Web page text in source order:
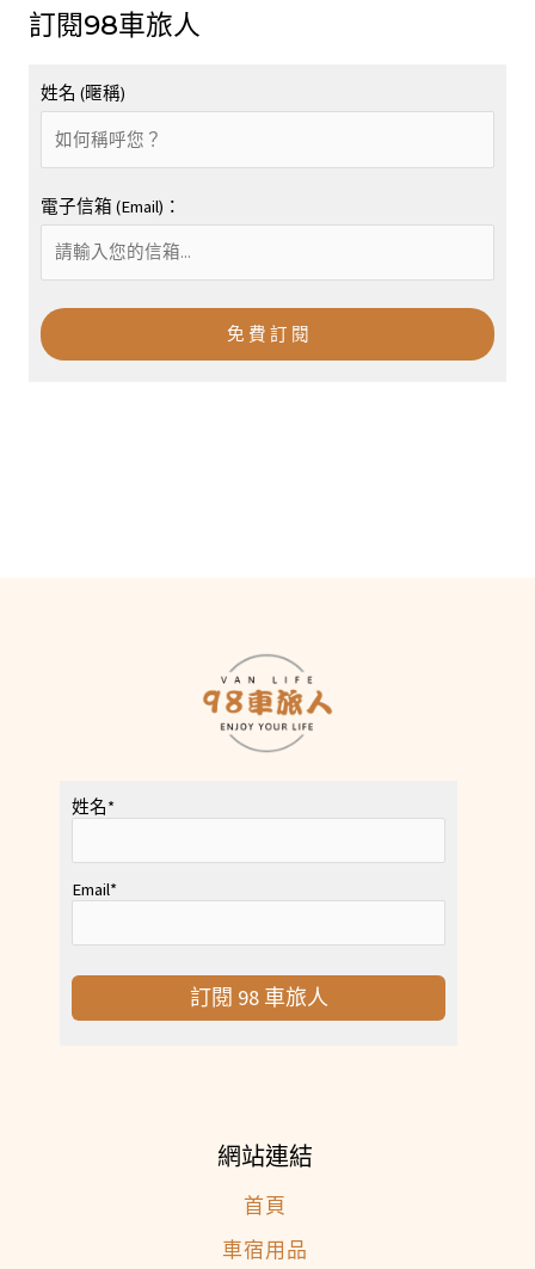
訂閱98車旅人
姓名 (暱稱)
電子信箱 (Email)：
姓名*
Email*
訂閱 98 車旅人
網站連結
首頁
車宿用品